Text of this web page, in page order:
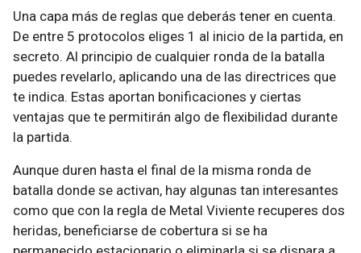
Una capa más de reglas que deberás tener en cuenta.
De entre 5 protocolos eliges 1 al inicio de la partida, en
secreto. Al principio de cualquier ronda de la batalla
puedes revelarlo, aplicando una de las directrices que
te indica. Estas aportan bonificaciones y ciertas
ventajas que te permitirán algo de flexibilidad durante
la partida.
Aunque duren hasta el final de la misma ronda de
batalla donde se activan, hay algunas tan interesantes
como que con la regla de Metal Viviente recuperes dos
heridas, beneficiarse de cobertura si se ha